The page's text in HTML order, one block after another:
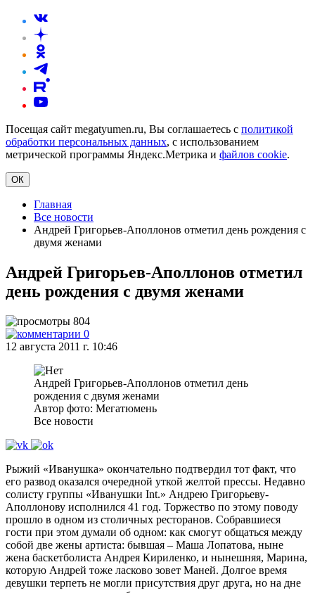
Посещая сайт megatyumen.ru, Вы соглашаетесь с политикой
обработки персональных данных, с использованием
метрической программы Яндекс.Метрика и файлов cookie.
ОК
Главная
Все новости
Андрей Григорьев-Аполлонов отметил день рождения с
двумя женами
Андрей Григорьев-Аполлонов отметил
день рождения с двумя женами
804
0
12 августа 2011 г. 10:46
Андрей Григорьев-Аполлонов отметил день
рождения с двумя женами
Автор фото: Мегатюмень
Все новости
Рыжий «Иванушка» окончательно подтвердил тот факт, что
его развод оказался очередной уткой желтой прессы. Недавно
солисту группы «Иванушки Int.» Андрею Григорьеву-
Аполлонову исполнился 41 год. Торжество по этому поводу
прошло в одном из столичных ресторанов. Собравшиеся
гости при этом думали об одном: как смогут общаться между
собой две жены артиста: бывшая – Маша Лопатова, ныне
жена баскетболиста Андрея Кириленко, и нынешняя, Марина,
которую Андрей тоже ласково зовет Маней. Долгое время
девушки терпеть не могли присутствия друг друга, но на дне